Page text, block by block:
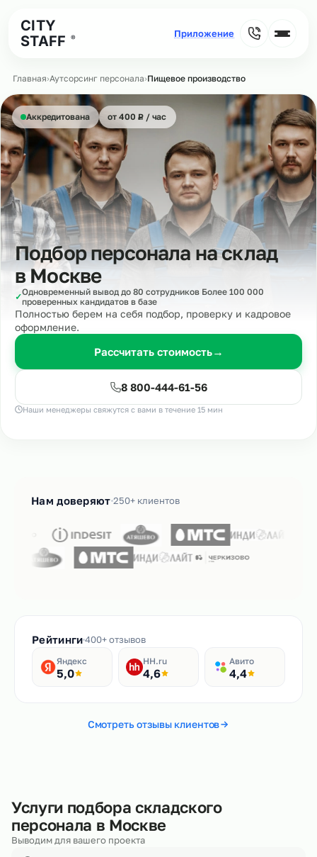
CITY
STAFF
®
Главная›Аутсорсинг персонала›Пищевое производство
Аккредитована от 400 ₽
Р/ час
Подбор персонала на склад
вМоскве
✓Одновременный вывод до 80 сотрудников Более 100 000
проверенных кандидатов в базе
Полностью берем на себя подбор, проверку и кадровое
оформление.
Рассчитать стоимость→
8 800-444-61-56
Наши менеджеры свяжутся с вами в течение 15 мин
Нам доверяют 250+ клиентов
Рейтинги400+ отзывов
Яндекс
5,0
HH.ru
4,6
Авито
4,4
Смотреть отзывы клиентов
Услуги подбора складского
персонала в Москве
Выводим для вашего проекта